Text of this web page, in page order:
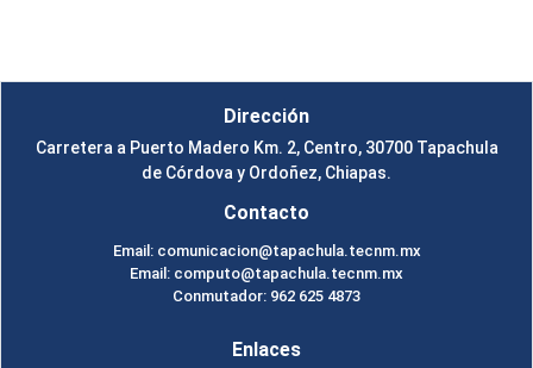
Dirección
Carretera a Puerto Madero Km. 2, Centro, 30700 Tapachula
de Córdova y Ordoñez, Chiapas.
Contacto
Email: comunicacion@tapachula.tecnm.mx
Email: computo@tapachula.tecnm.mx
Conmutador: 962 625 4873
Enlaces